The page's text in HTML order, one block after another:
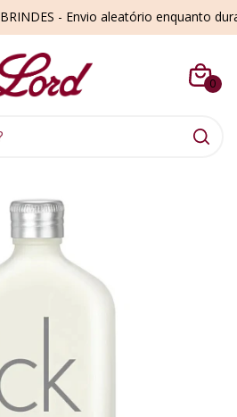
BRINDES - Envio aleatório enquanto
0